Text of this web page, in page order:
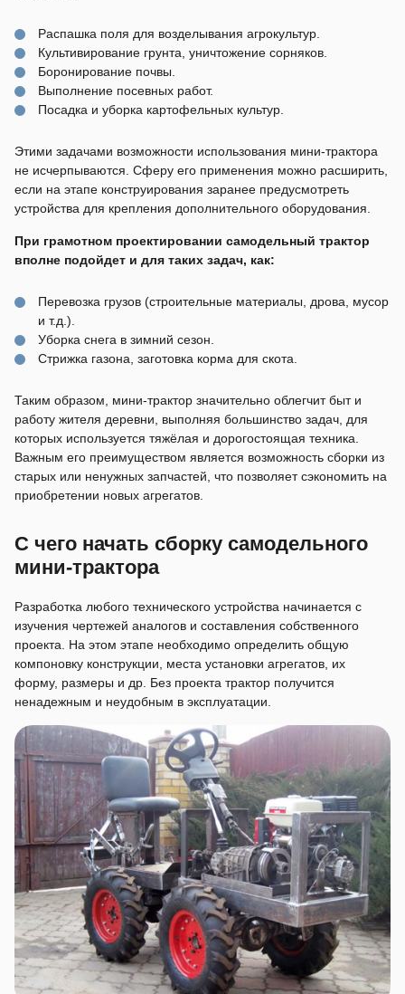
Распашка поля для возделывания агрокультур.
Культивирование грунта, уничтожение сорняков.
Боронирование почвы.
Выполнение посевных работ.
Посадка и уборка картофельных культур.
Этими задачами возможности использования мини-трактора
не исчерпываются. Сферу его применения можно расширить,
если на этапе конструирования заранее предусмотреть
устройства для крепления дополнительного оборудования.
При грамотном проектировании самодельный трактор
вполне подойдет и для таких задач, как:
Перевозка грузов (строительные материалы, дрова, мусор
и т.д.).
Уборка снега в зимний сезон.
Стрижка газона, заготовка корма для скота.
Таким образом, мини-трактор значительно облегчит быт и
работу жителя деревни, выполняя большинство задач, для
которых используется тяжёлая и дорогостоящая техника.
Важным его преимуществом является возможность сборки из
старых или ненужных запчастей, что позволяет сэкономить на
приобретении новых агрегатов.
С чего начать сборку самодельного
мини-трактора
Разработка любого технического устройства начинается с
изучения чертежей аналогов и составления собственного
проекта. На этом этапе необходимо определить общую
компоновку конструкции, места установки агрегатов, их
форму, размеры и др. Без проекта трактор получится
ненадежным и неудобным в эксплуатации.